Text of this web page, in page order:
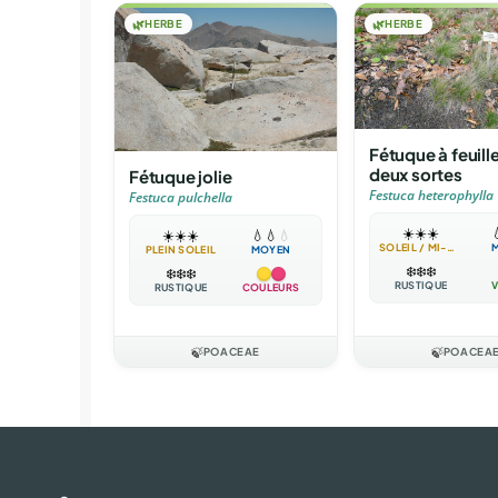
🌿HERBE
Fétuque jolie
Festuca pulchella
☀️☀️☀️
PLEIN SOLEIL
💧 💧 💧
MOYEN
❄️❄️❄️
RUSTIQUE COULEURS
🍃POACEAE
🌿HERBE
Fétuque à
deux sortes
Festuca heterophylla
☀️☀️☀️
SOLEIL / MI-OMBRE
❄️❄️❄️
RUSTIQUE
🍃POACEAE